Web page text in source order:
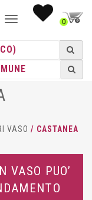
NAVIGAZIONE0
VASO / CASTANEA
VASO PUO’